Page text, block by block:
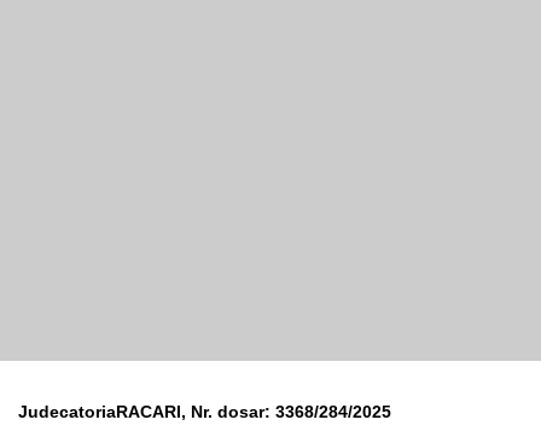
JudecatoriaRACARI, Nr. dosar: 3368/284/2025